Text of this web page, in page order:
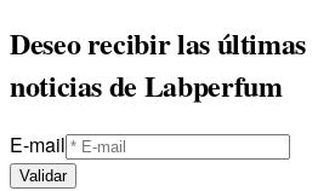
Deseo recibir las últimas
noticias de Labperfum
E-mail
Validar